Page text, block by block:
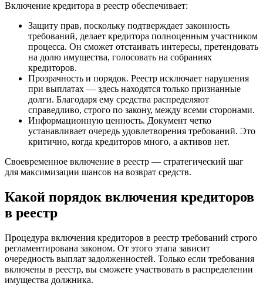
Включение кредитора в реестр обеспечивает:
Защиту прав, поскольку подтверждает законность
требований, делает кредитора полноценным участником
процесса. Он сможет отстаивать интересы, претендовать
на долю имущества, голосовать на собраниях
кредиторов.
Прозрачность и порядок. Реестр исключает нарушения
при выплатах — здесь находятся только признанные
долги. Благодаря ему средства распределяют
справедливо, строго по закону, между всеми сторонами.
Информационную ценность. Документ четко
устанавливает очередь удовлетворения требований. Это
критично, когда кредиторов много, а активов нет.
Своевременное включение в реестр — стратегический шаг
для максимизации шансов на возврат средств.
Какой порядок включения кредиторов
в реестр
Процедура включения кредиторов в реестр требований строго
регламентирована законом. От этого этапа зависит
очередность выплат задолженностей. Только если требования
включены в реестр, вы сможете участвовать в распределении
имущества должника.